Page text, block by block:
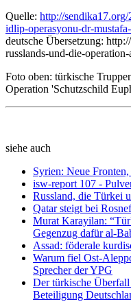
Quelle: http://
idlip-operasyonu-dr-
deutsche Übersetzung:
russlands-und-die-
Foto oben: türkische
Operation 'Schutzschild
siehe auch
Syrien: Neue
isw-report 107 -
Russland, die Türkei
Qatar steigt bei
Murat Karayilan:
Gegenzug dafür al-
Assad: föderale
Warum fiel Ost-
Sprecher der YPG
Der türkische
Beteiligung